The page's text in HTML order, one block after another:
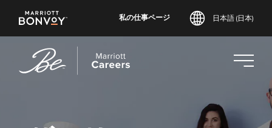
私の仕事ページ 日本語 (日本)